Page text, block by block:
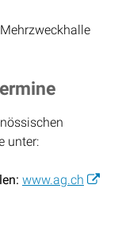
unter:
www.ag.ch